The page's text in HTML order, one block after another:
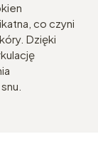
co czyni
Dzięki